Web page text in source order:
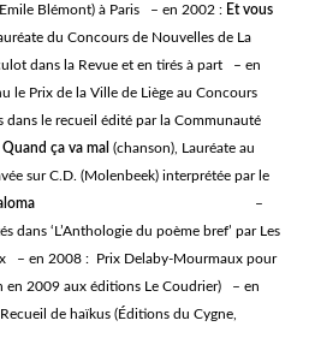
Blémont) à Paris – en 2002: Et vous
du Concours de Nouvelles de La
dans la Revue et en tirés à part – en
le Prix de la Ville de Liège au Concours
dans le recueil édité par la Communauté
Quand ça va mal (chanson), Lauréate au
sur C.D. (Molenbeek) interprétée par le
–
dans ‘L’Anthologie du poème bref’ par Les
– en 2008 : Prix Delaby-Mourmaux pour
en 2009 aux éditions Le Coudrier) – en
de haïkus (Éditions du Cygne,